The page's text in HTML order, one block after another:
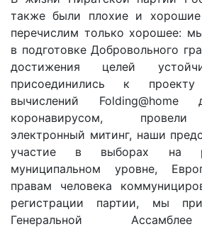
также были плохие и
перечислим только хорошее:
в подготовке Добровольного
достижения целей
присоединились к проекту
вычислений
коронавирусом, провели
электронный митинг, наши
участие в выборах на
муниципальном уровне,
правам человека
регистрации партии, мы
Генеральной